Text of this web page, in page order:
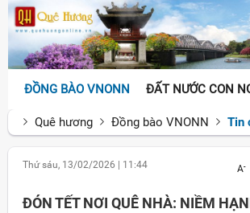
ĐỒNG BÀO VNONN ĐẤT NƯỚC CON
Quê hương
Đồng bào VNONN Tin
Thứ sáu, 13/02/2026 11:44 A-
ĐÓN TẾT NƠI QUÊ NHÀ: NIỀM